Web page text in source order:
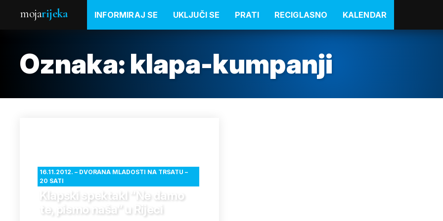
mojarijeka INFORMIRAJ SE UKLJUČI SE PRATI RECIGLASNO KALENDAR
Oznaka: klapa-kumpanji
16.11.2012. – DVORANA MLADOSTI NA TRSATU –
20 SATI
Klapski spektakl “Ne damo
te, pismo naša” u Rijeci